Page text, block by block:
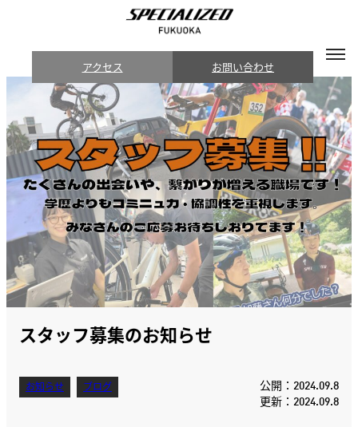
アクセス お問い合わせ
スタッフ募集のお知らせ
お知らせ ブログ
公開：2024.09.8
更新：2024.09.8